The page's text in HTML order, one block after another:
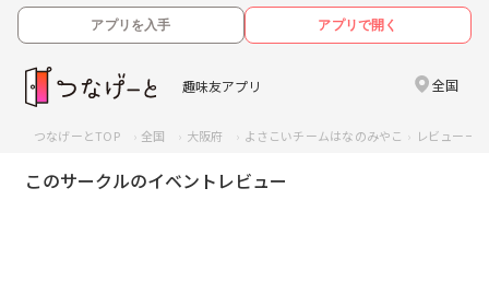
アプリを入手 アプリで開く
趣味友アプリ 全国
つなげーとTOP 全国 大阪府 よさこいチームはなのみやこ レビュー一覧
このサークルのイベントレビュー